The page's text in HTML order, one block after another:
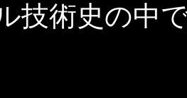
技術史の中